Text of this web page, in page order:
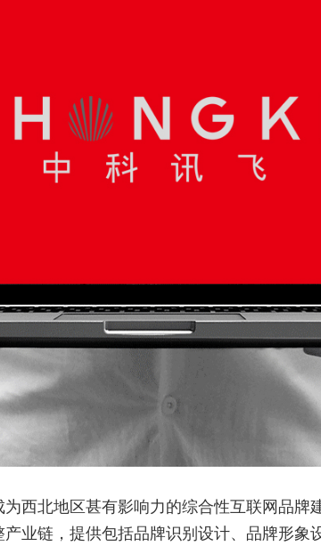
北地区甚有影响力的综合性互联网品牌
链，提供包括品牌识别设计、品牌形象